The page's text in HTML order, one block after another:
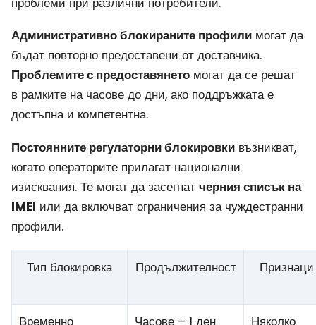
Административно блокираните профили могат да
бъдат повторно предоставени от доставчика.
Проблемите с предоставянето могат да се решат
в рамките на часове до дни, ако поддръжката е
достъпна и компетентна.
Постоянните регулаторни блокировки възникват,
когато операторите прилагат национални
изисквания. Те могат да засегнат черния списък на
IMEI или да включват ограничения за чуждестранни
профили.
Тип блокировка Продължителност Признаци
Временно Часове – 1 ден
Няколко